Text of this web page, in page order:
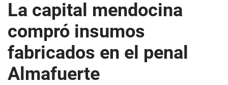
La capital mendocina
compró insumos
fabricados en el penal
Almafuerte